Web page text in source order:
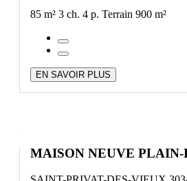
85 m² 3 ch. 4 p. Terrain 900 m²
EN SAVOIR PLUS
MAISON NEUVE PLAIN-